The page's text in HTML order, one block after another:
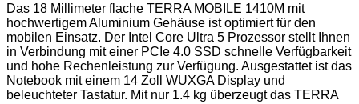
Das 18 Millimeter flache TERRA MOBILE 1410M mit
hochwertigem Aluminium Gehäuse ist optimiert für den
mobilen Einsatz. Der Intel Core Ultra 5 Prozessor stellt Ihnen
in Verbindung mit einer PCIe 4.0 SSD schnelle Verfügbarkeit
und hohe Rechenleistung zur Verfügung. Ausgestattet ist das
Notebook mit einem 14 Zoll WUXGA Display und
beleuchteter Tastatur. Mit nur 1.4 kg überzeugt das TERRA